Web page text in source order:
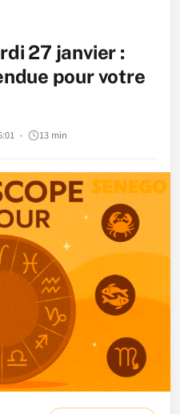
27 janvier :
pour votre
13 min